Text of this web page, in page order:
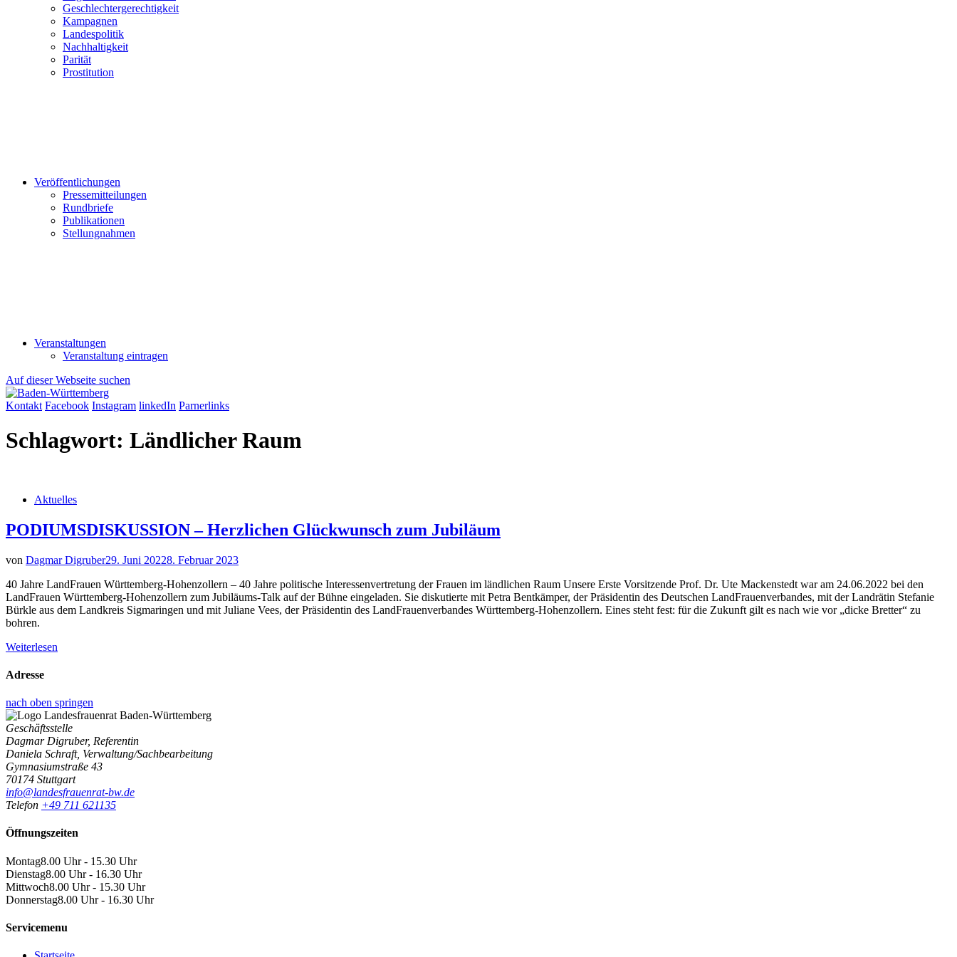
Geschlechtergerechtigkeit
Kampagnen
Landespolitik
Nachhaltigkeit
Parität
Prostitution
Veröffentlichungen
Pressemitteilungen
Rundbriefe
Publikationen
Stellungnahmen
Veranstaltungen
Veranstaltung eintragen
Auf dieser Webseite suchen
Kontakt Facebook Instagram linkedIn Parnerlinks
Schlagwort: Ländlicher Raum
Aktuelles
PODIUMSDISKUSSION – Herzlichen Glückwunsch zum Jubiläum
von Dagmar Digruber29. Juni 20228. Februar 2023
40 Jahre LandFrauen Württemberg-Hohenzollern – 40 Jahre politische Interessenvertretung der Frauen im ländlichen Raum Unsere Erste Vorsitzende Prof. Dr. Ute Mackenstedt war am 24.06.2022 bei den
LandFrauen Württemberg-Hohenzollern zum Jubiläums-Talk auf der Bühne eingeladen. Sie diskutierte mit Petra Bentkämper, der Präsidentin des Deutschen LandFrauenverbandes, mit der Landrätin Stefanie
Bürkle aus dem Landkreis Sigmaringen und mit Juliane Vees, der Präsidentin des LandFrauenverbandes Württemberg-Hohenzollern. Eines steht fest: für die Zukunft gilt es nach wie vor „dicke Bretter“ zu
bohren.
Weiterlesen
Adresse
nach oben springen
Geschäftsstelle
Dagmar Digruber, Referentin
Daniela Schraft, Verwaltung/Sachbearbeitung
Gymnasiumstraße 43
70174 Stuttgart
info@landesfrauenrat-bw.de
Telefon +49 711 621135
Öffnungszeiten
Montag8.00 Uhr - 15.30 Uhr
Dienstag8.00 Uhr - 16.30 Uhr
Mittwoch8.00 Uhr - 15.30 Uhr
Donnerstag8.00 Uhr - 16.30 Uhr
Servicemenu